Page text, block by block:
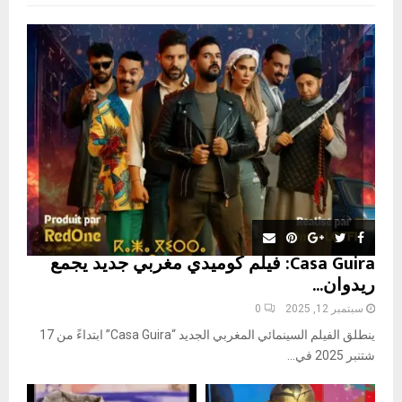
o
r
R
C
Casa Guira: فيلم كوميدي مغربي جديد يجمع
ريدوان...
سبتمبر 12, 2025 0
ينطلق الفيلم السينمائي المغربي الجديد “Casa Guira” ابتداءً من 17
شتنبر 2025 في...